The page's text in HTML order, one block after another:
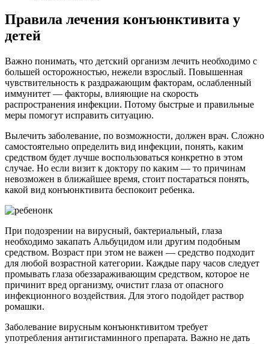
Правила лечения конъюнктивита у
детей
Важно понимать, что детский организм лечить необходимо с
большей осторожностью, нежели взрослый. Повышенная
чувствительность к раздражающим факторам, ослабленный
иммунитет — факторы, влияющие на скорость
распространения инфекции. Потому быстрые и правильные
меры помогут исправить ситуацию.
Вылечить заболевание, по возможности, должен врач. Сложно
самостоятельно определить вид инфекции, понять, каким
средством будет лучше воспользоваться конкретно в этом
случае. Но если визит к доктору по каким — то причинам
невозможен в ближайшее время, стоит постараться понять,
какой вид конъюнктивита беспокоит ребенка.
При подозрении на вирусный, бактериальный, глаза
необходимо закапать Альбуцидом или другим подобным
средством. Возраст при этом не важен — средство подходит
для любой возрастной категории. Каждые пару часов следует
промывать глаза обеззараживающим средством, которое не
причинит вред организму, очистит глаза от опасного
инфекционного воздействия. Для этого подойдет раствор
ромашки.
Заболевание вирусным конъюнктивитом требует
употребления антигистаминного препарата. Важно не дать